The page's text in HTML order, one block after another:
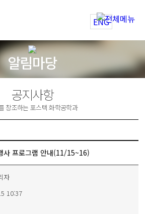
ENG
알림마당
공지사항
창조하는 포스텍 화학공학과
사 프로그램 안내(11/15~16)
자
10:37